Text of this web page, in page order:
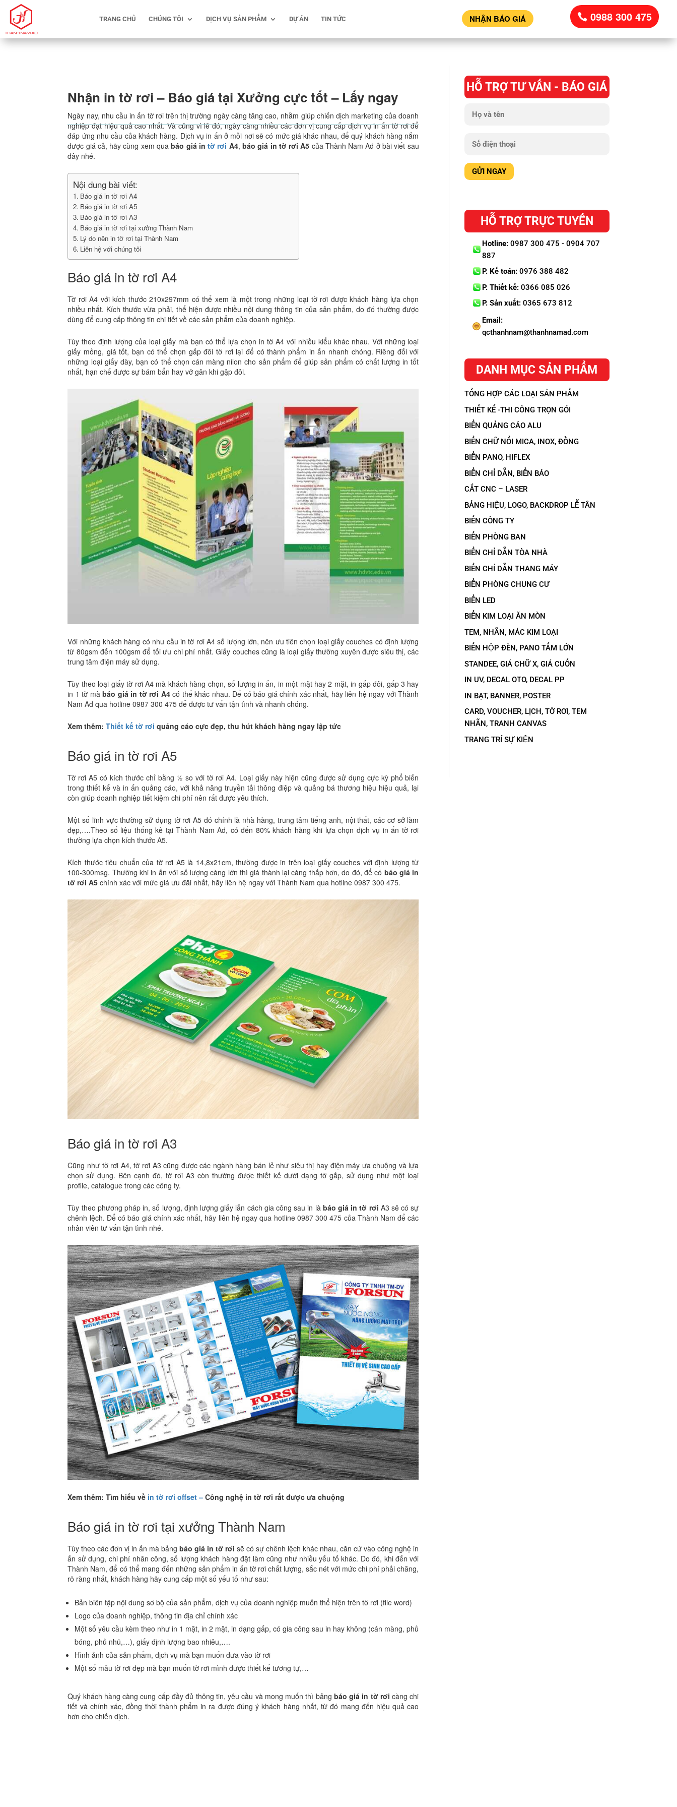
TRANG CHỦ CHÚNG TÔI DỊCH VỤ SẢN PHẨM DỰ ÁN TIN TỨC NHẬN BÁO GIÁ 0988 300 475
Nhận in tờ rơi – Báo giá tại Xưởng cực tốt – Lấy ngay
Ngày nay, nhu cầu in ấn tờ rơi trên thị trường ngày càng tăng cao, nhằm giúp chiến dịch marketing của doanh
nghiệp đạt hiệu quả cao nhất. Và cũng vì lẽ đó, ngày càng nhiều các đơn vị cung cấp dịch vụ in ấn tờ rơi để
đáp ứng nhu cầu của khách hàng. Dịch vụ in ấn ở mỗi nơi sẽ có mức giá khác nhau, để quý khách hàng nắm
được giá cả, hãy cùng xem quabáo giá in tờ rơi A4, báo giá in tờ rơi A5 của Thành Nam Ad ở bài viết sau
đây nhé.
Nội dung bài viết:
Báo giá in tờ rơi A4
Báo giá in tờ rơi A5
Báo giá in tờ rơi A3
Báo giá in tờ rơi tại xưởng Thành Nam
Lý do nên in tờ rơi tại Thành Nam
Liên hệ với chúng tôi
Báo giá in tờ rơi A4
Tờ rơi A4 với kích thước 210x297mm có thể xem là một trong những loại tờ rơi được khách hàng lựa chọn
nhiều nhất. Kích thước vừa phải, thể hiện được nhiều nội dung thông tin của sản phẩm, do đó thường được
dùng để cung cấp thông tin chi tiết về các sản phẩm của doanh nghiệp.
Tùy theo định lượng của loại giấy mà bạn có thể lựa chọn in tờ A4 với nhiều kiểu khác nhau. Với những loại
giấy mỏng, giá tốt, bạn có thể chọn gấp đôi tờ rơi lại để có thành phẩm in ấn nhanh chóng. Riêng đối với
những loại giấy dày, bạn có thể chọn cán màng nilon cho sản phẩm để giúp sản phẩm có chất lượng in tốt
nhất, hạn chế được sự bám bẩn hay vỡ gân khi gập đôi.
Với những khách hàng có nhu cầu in tờ rơi A4 số lượng lớn, nên ưu tiên chọn loại giấy couches có định lượng
từ 80gsm đến 100gsm để tối ưu chi phí nhất. Giấy couches cũng là loại giấy thường xuyên được siêu thị, các
trung tâm điện máy sử dụng.
Tùy theo loại giấy tờ rơi A4 mà khách hàng chọn, số lượng in ấn, in một mặt hay 2 mặt, in gấp đôi, gấp 3 hay
in 1 tờ màbáo giá in tờ rơi A4có thể khác nhau. Để có báo giá chính xác nhất, hãy liên hệ ngay với Thành
Nam Ad qua hotline 0987 300 475 để được tư vấn tận tình và nhanh chóng.
Xem thêm:Thiết kế tờ rơi quảng cáo cực đẹp, thu hút khách hàng ngay lập tức
Báo giá in tờ rơi A5
Tờ rơi A5 có kích thước chỉ bằng ½ so với tờ rơi A4. Loại giấy này hiện cũng được sử dụng cực kỳ phổ biến
trong thiết kế và in ấn quảng cáo, với khả năng truyền tải thông điệp và quảng bá thương hiệu hiệu quả, lại
còn giúp doanh nghiệp tiết kiệm chi phí nên rất được yêu thích.
Một số lĩnh vực thường sử dụng tờ rơi A5 đó chính là nhà hàng, trung tâm tiếng anh, nội thất, các cơ sở làm
đẹp,….Theo số liệu thống kê tại Thành Nam Ad, có đến 80% khách hàng khi lựa chọn dịch vụ in ấn tờ rơi
thường lựa chọn kích thước A5.
Kích thước tiêu chuẩn của tờ rơi A5 là 14,8x21cm, thường được in trên loại giấy couches với định lượng từ
100-300msg. Thường khi in ấn với số lượng càng lớn thì giá thành lại càng thấp hơn, do đó, để có báo giá in
tờ rơi A5 chính xác với mức giá ưu đãi nhất, hãy liên hệ ngay với Thành Nam qua hotline 0987 300 475.
Báo giá in tờ rơi A3
Cũng như tờ rơi A4, tờ rơi A3 cũng được các ngành hàng bán lẻ như siêu thị hay điện máy ưa chuộng và lựa
chọn sử dụng. Bên cạnh đó, tờ rơi A3 còn thường được thiết kế dưới dạng tờ gấp, sử dụng như một loại
profile, catalogue trong các công ty.
Tùy theo phương pháp in, số lượng, định lượng giấy lẫn cách gia công sau in là báo giá in tờ rơi A3 sẽ có sự
chênh lệch. Để có báo giá chính xác nhất, hãy liên hệ ngay qua hotline 0987 300 475 của Thành Nam để các
nhân viên tư vấn tận tình nhé.
Xem thêm: Tìm hiểu về in tờ rơi offset – Công nghệ in tờ rơi rất được ưa chuộng
Báo giá in tờ rơi tại xưởng Thành Nam
Tùy theo các đơn vị in ấn mà bảngbáo giá in tờ rơisẽ có sự chênh lệch khác nhau, căn cứ vào công nghệ in
ấn sử dụng, chi phí nhân công, số lượng khách hàng đặt làm cũng như nhiều yếu tố khác. Do đó, khi đến với
Thành Nam, để có thể mang đến những sản phẩm in ấn tờ rơi chất lượng, sắc nét với mức chi phí phải chăng,
rõ ràng nhất, khách hàng hãy cung cấp một số yếu tố như sau:
Bản biên tập nội dung sơ bộ của sản phẩm, dịch vụ của doanh nghiệp muốn thể hiện trên tờ rơi (file word)
Logo của doanh nghiệp, thông tin địa chỉ chính xác
Một số yêu cầu kèm theo như in 1 mặt, in 2 mặt, in dạng gấp, có gia công sau in hay không (cán màng, phủ
bóng, phủ nhũ,…), giấy định lượng bao nhiêu,….
Hình ảnh của sản phẩm, dịch vụ mà bạn muốn đưa vào tờ rơi
Một số mẫu tờ rơi đẹp mà bạn muốn tờ rơi mình được thiết kế tương tự,…
Quý khách hàng càng cung cấp đầy đủ thông tin, yêu cầu và mong muốn thì bảng báo giá in tờ rơi càng chi
tiết và chính xác, đồng thời thành phẩm in ra được đúng ý khách hàng nhất, từ đó mang đến hiệu quả cao
hơn cho chiến dịch.
HỖ TRỢ TƯ VẤN - BÁO GIÁ
HỖ TRỢ TRỰC TUYẾN
Hotline:0987 300 475 - 0904 707
887
P. Kế toán:0976 388 482
P. Thiết kế:0366 085 026
P. Sản xuất:0365 673 812
Email:
qcthanhnam@thanhnamad.com
DANH MỤC SẢN PHẨM
TỔNG HỢP CÁC LOẠI SẢN PHẨM
THIẾT KẾ -THI CÔNG TRỌN GÓI
BIỂN QUẢNG CÁO ALU
BIỂN CHỮ NỔI MICA, INOX, ĐỒNG
BIỂN PANO, HIFLEX
BIỂN CHỈ DẪN, BIỂN BÁO
CẮT CNC – LASER
BẢNG HIỆU, LOGO, BACKDROP LỄ TÂN
BIỂN CÔNG TY
BIỂN PHÒNG BAN
BIỂN CHỈ DẪN TÒA NHÀ
BIỂN CHỈ DẪN THANG MÁY
BIỂN PHÒNG CHUNG CƯ
BIỂN LED
BIỂN KIM LOẠI ĂN MÒN
TEM, NHÃN, MÁC KIM LOẠI
BIỂN HỘP ĐÈN, PANO TẤM LỚN
STANDEE, GIÁ CHỮ X, GIÁ CUỐN
IN UV, DECAL OTO, DECAL PP
IN BẠT, BANNER, POSTER
CARD, VOUCHER, LỊCH, TỜ RƠI, TEM
NHÃN, TRANH CANVAS
TRANG TRÍ SỰ KIỆN